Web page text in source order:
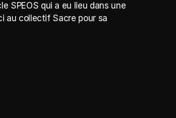
SPEOS qui a eu lieu dans une
au collectif Sacre pour sa